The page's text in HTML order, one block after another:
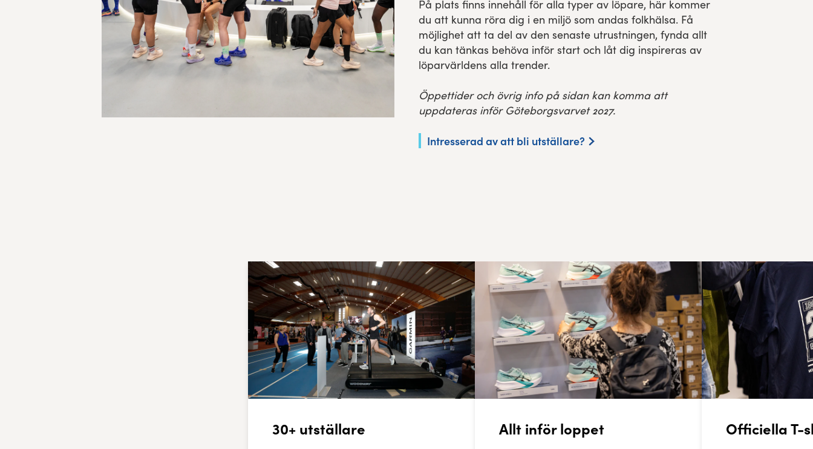
På plats finns innehåll för alla typer av löpare, här kommer
du att kunna röra dig i en miljö som andas folkhälsa. Få
möjlighet att ta del av den senaste utrustningen, fynda allt
du kan tänkas behöva inför start och låt dig inspireras av
löparvärldens alla trender.
Öppettider och övrig info på sidan kan komma att
uppdateras inför Göteborgsvarvet 2027.
Intresserad av att bli utställare?
30+ utställare Allt inför loppet Officiella T-